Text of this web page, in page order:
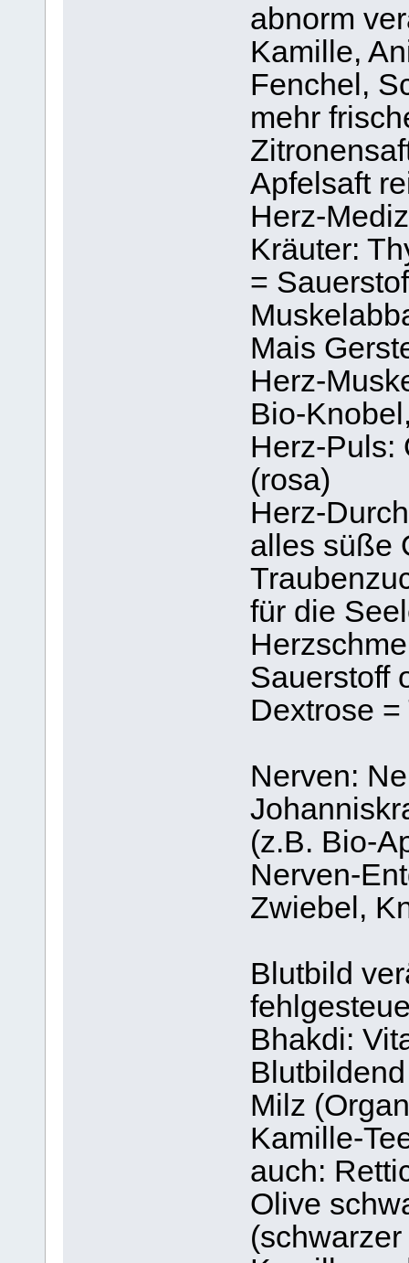
abnorm
Kamille,
Fenchel,
mehr
Apfelsaft
Herz-
Kräuter:
=
Mais
Herz-
Bio-
Herz-Puls:
(rosa)
Herz-
alles süße
für die
Sauerstoff
Dextrose
Nerven:
(z.B. Bio-
Nerven-
Zwiebel,
Blutbild
Bhakdi:
Milz
Kamille-
auch:
Olive